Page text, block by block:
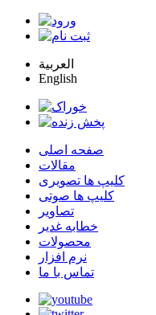
العربية
English
صفحه اصلی
مقالات
کلیپ ها تصویری
کلیپ ها صوتی
تصاویر
خطابه غدیر
محصولات
نرم افزار
تماس با ما